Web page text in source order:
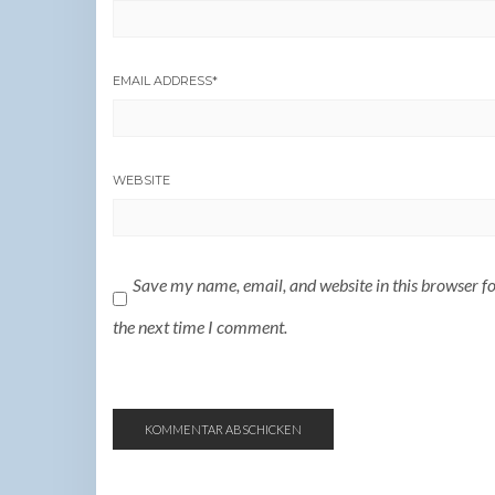
EMAIL ADDRESS*
WEBSITE
Save my name, email, and website in this browser
the next time I comment.